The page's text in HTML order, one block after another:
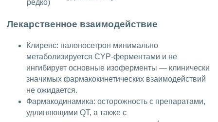
редко)
Лекарственное взаимодействие
Клиренс: палоносетрон минимально
метаболизируется CYP-ферментами и не
ингибирует основные изоферменты — клинически
значимых фармакокинетических взаимодействий
не ожидается.
Фармакодинамика: осторожность с препаратами,
удлиняющими QT, а также с